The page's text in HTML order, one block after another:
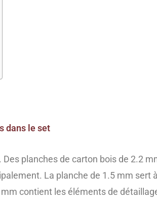
dans le set
planches de carton bois de 2.2
La planche de 1.5 mm sert
contient les éléments de